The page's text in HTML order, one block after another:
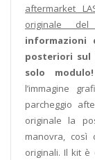
aftermarket
originale
informazioni
posteriori sul
solo
l’immagine
parcheggio
originale la
manovra, così
originali. Il kit è